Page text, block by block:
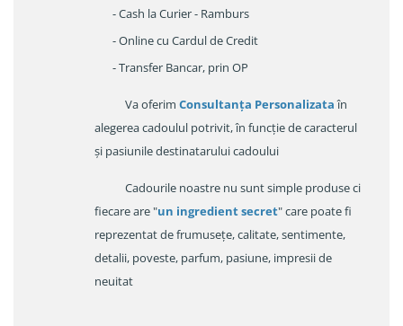
- Cash la Curier - Ramburs
- Online cu Cardul de Credit
- Transfer Bancar, prin OP
Va oferim Consultanța Personalizataîn
alegerea cadoulul potrivit, în funcție de caracterul
și pasiunile destinatarului cadoului
Cadourile noastre nu sunt simple produse ci
fiecare are "un ingredient secret" care poate fi
reprezentat de frumusețe, calitate, sentimente,
detalii, poveste, parfum, pasiune, impresii de
neuitat